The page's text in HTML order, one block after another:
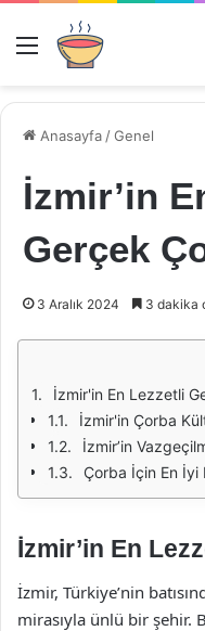
Menü
Anasayfa /Genel
İzmir’in
Gerçek
3 Aralık 2024 3 dakika
İzmir'in En Lezzetli
İzmir'in Çorba
İzmir’in
Çorba İçin En İyi
İzmir’in En
İzmir, Türkiye’nin
mirasıyla ünlü bir şehir.